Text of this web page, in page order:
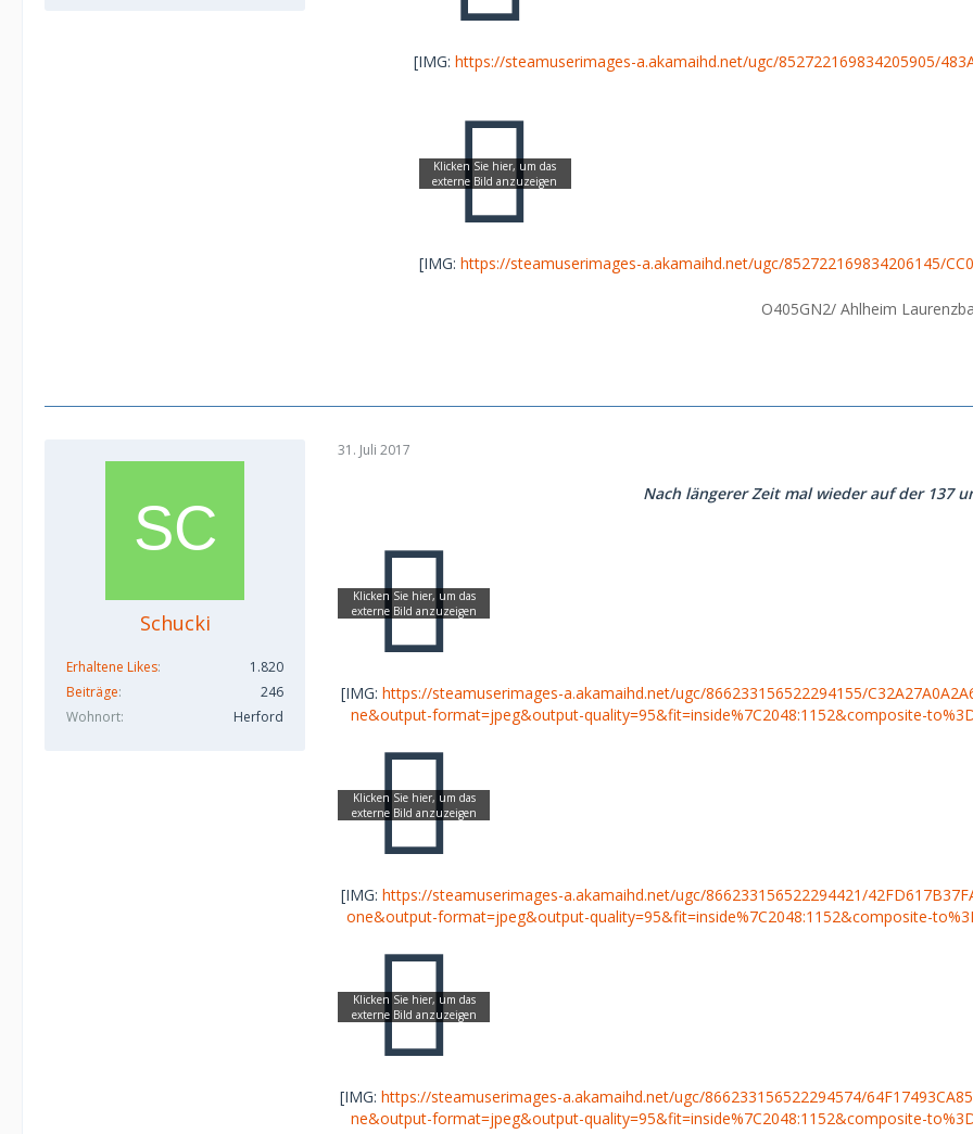
[IMG: https://steamuserimages-a.akamaihd.net/ugc/852722169834205905/
[IMG: https://steamuserimages-a.akamaihd.net/ugc/852722169834206145/
O405GN2/ Ahlheim
Schucki
Erhaltene Likes
1.820
Beiträge
246
Wohnort
Herford
31. Juli 2017
Nach längerer Zeit mal wieder auf der 137
[IMG: https://steamuserimages-a.akamaihd.net/ugc/866233156522294155/
ne&output-format=jpeg&output-quality=95&fit=inside%7C2048:1152&composite-
[IMG: https://steamuserimages-a.akamaihd.net/ugc/866233156522294421/
one&output-format=jpeg&output-quality=95&fit=inside%7C2048:1152&composite-
[IMG: https://steamuserimages-a.akamaihd.net/ugc/866233156522294574/
ne&output-format=jpeg&output-quality=95&fit=inside%7C2048:1152&composite-